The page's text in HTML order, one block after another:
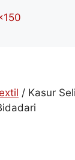
/ Kasur